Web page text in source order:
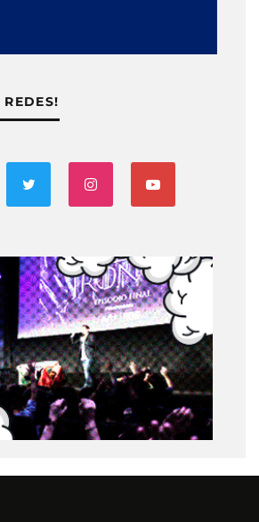
REDES!